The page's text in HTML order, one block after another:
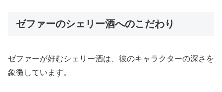
ゼファーのシェリー酒へのこだわり
ゼファーが好むシェリー酒は、彼のキャラクターの深さを
象徴しています。